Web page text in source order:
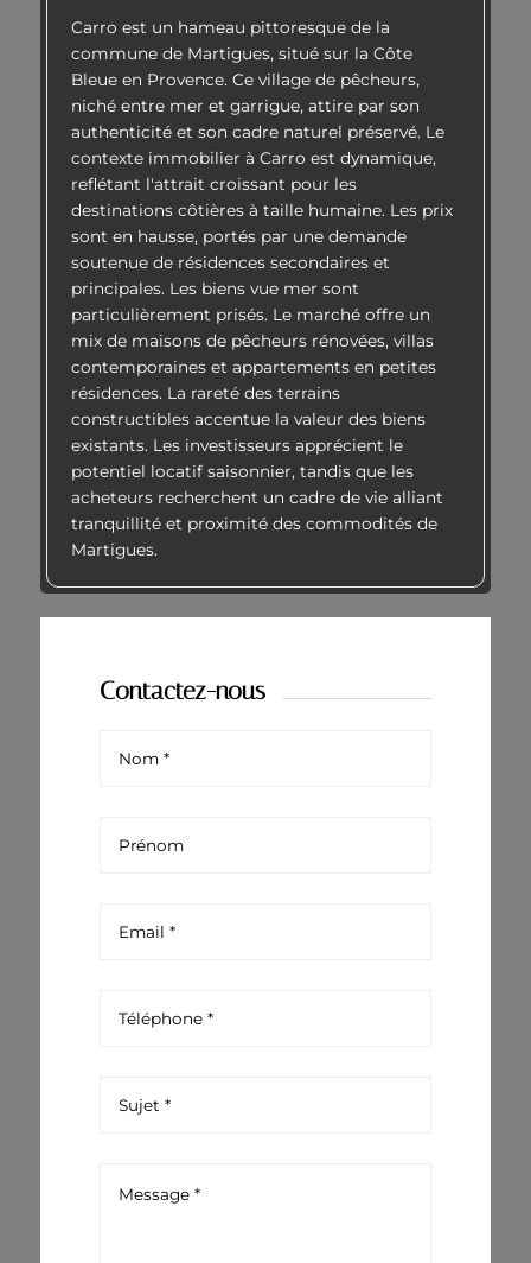
Carro est un hameau pittoresque de la
commune de Martigues, situé sur la Côte
Bleue en Provence. Ce village de pêcheurs,
niché entre mer et garrigue, attire par son
authenticité et son cadre naturel préservé. Le
contexte immobilier à Carro est dynamique,
reflétant l'attrait croissant pour les
destinations côtières à taille humaine. Les prix
sont en hausse, portés par une demande
soutenue de résidences secondaires et
principales. Les biens vue mer sont
particulièrement prisés. Le marché offre un
mix de maisons de pêcheurs rénovées, villas
contemporaines et appartements en petites
résidences. La rareté des terrains
constructibles accentue la valeur des biens
existants. Les investisseurs apprécient le
potentiel locatif saisonnier, tandis que les
acheteurs recherchent un cadre de vie alliant
tranquillité et proximité des commodités de
Martigues.
Contactez-nous